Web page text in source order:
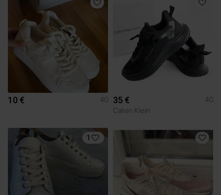
10 € 40 35 €
40
Calvin Klein
1